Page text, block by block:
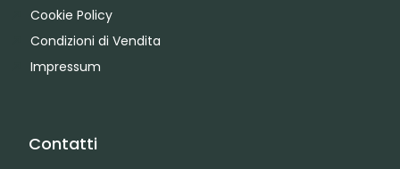
Cookie Policy
Condizioni di Vendita
Impressum
Contatti